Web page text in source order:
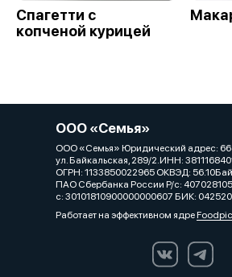
Спагетти с
копченой курицей
ООО «Семья»
ООО «Семья» Юридический адрес:
ул. Байкальская, 289/2.ИНН:
ОГРН: 1133850022965 ОКВЭД:
ПАО Сбербанка России Р/с:
с: 30101810900000000607 БИК:
Работает на эффективном ядре